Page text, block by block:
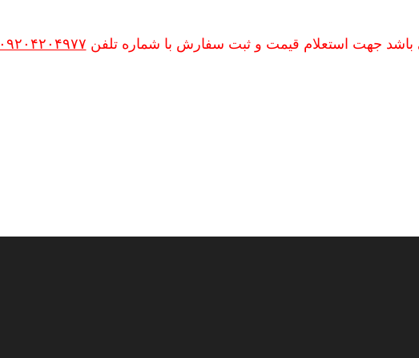
جهت استعلام قیمت و ثبت سفارش با شماره تلفن ۰۹۲۰۴۲۰۴۹۷۷